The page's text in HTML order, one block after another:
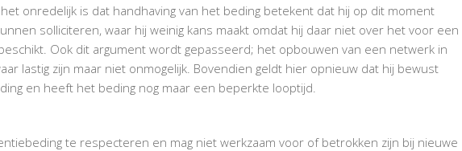
onredelijk is dat handhaving van het beding betekent dat hij op dit moment
solliciteren, waar hij weinig kans maakt omdat hij daar niet over het voor een
Ook dit argument wordt gepasseerd; het opbouwen van een netwerk in
lastig zijn maar niet onmogelijk. Bovendien geldt hier opnieuw dat hij bewust
en heeft het beding nog maar een beperkte looptijd.
te respecteren en mag niet werkzaam voor of betrokken zijn bij nieuwe